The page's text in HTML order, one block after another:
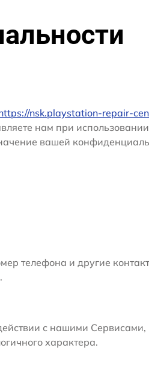
nsk.playstation-repair-
нам при
вашей
телефона и другие
с нашими
характера.